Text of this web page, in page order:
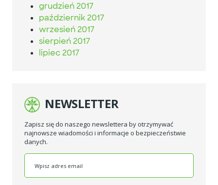
grudzień 2017
październik 2017
wrzesień 2017
sierpień 2017
lipiec 2017
NEWSLETTER
Zapisz się do naszego newslettera by otrzymywać
najnowsze wiadomości i informacje o bezpieczeństwie
danych.